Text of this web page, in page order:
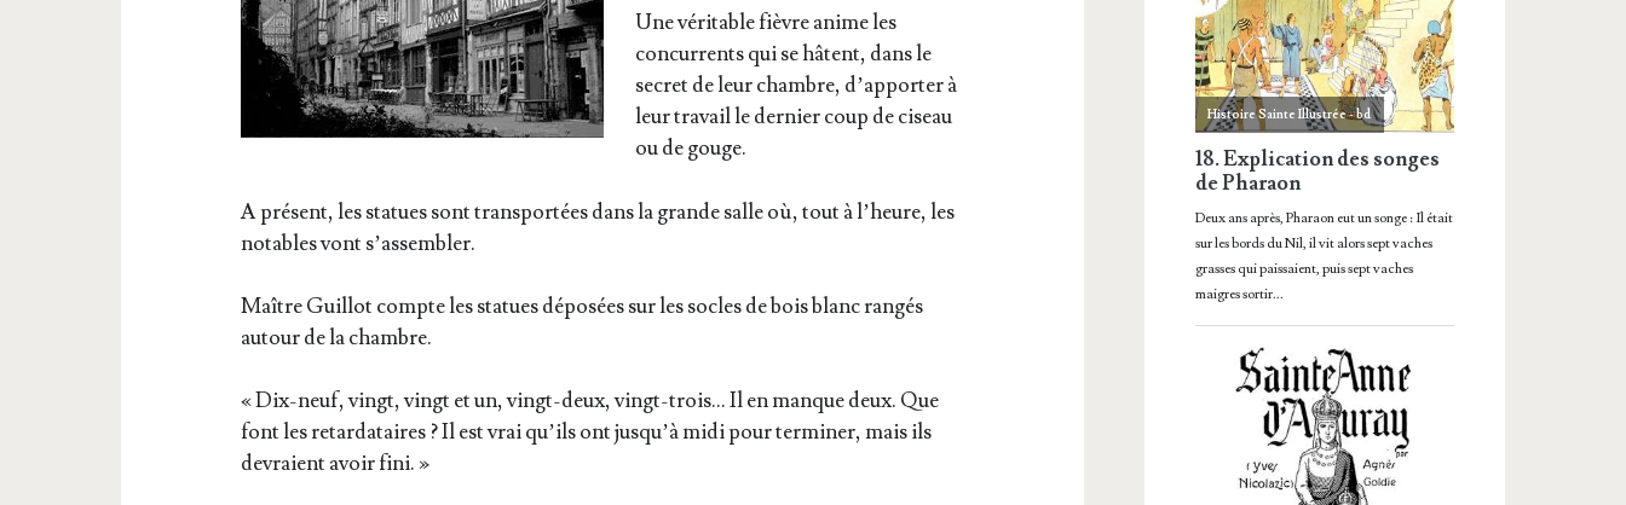
Une véri­table fièvre anime les
concur­rents qui se hâtent, dans le
secret de leur chambre, d’ap­por­ter à
leur tra­vail le der­nier coup de ciseau
ou de gouge.
A pré­sent, les sta­tues sont trans­por­tées dans la grande salle où, tout à l’heure, les
notables vont s’assembler.
Maître Guillot compte les sta­tues dépo­sées sur les socles de bois blanc ran­gés
autour de la chambre.
« Dix-neuf, vingt, vingt et un, vingt-deux, vingt-trois… Il en manque deux. Que
font les retar­da­taires ? Il est vrai qu’ils ont jus­qu’à midi pour ter­mi­ner, mais ils
devraient avoir fini. »